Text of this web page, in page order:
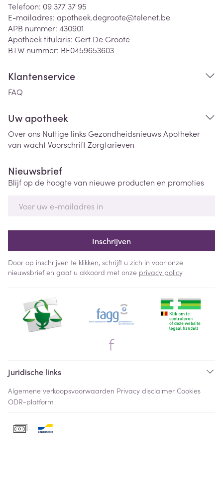
Telefoon: 09 377 37 95
E-mailadres: apotheek.degroote@telenet.be
APB nummer: 430901
Apotheek titularis: Gert De Groote
BTW nummer: BE0459653603
Klantenservice
FAQ
Uw apotheek
Over ons Nuttige links Gezondheidsnieuws Apotheker
van wachtVoorschriftZorgtarieven
Nieuwsbrief
Blijf op de hoogte van nieuwe producten en promoties
Inschrijven
Door op inschrijven te klikken, schrijft u zich in voor onze
nieuwsbrief en gaat u akkoord met onze privacy policy.
Juridische links
Algemene verkoopsvoorwaarden Privacy disclaimer Cookies
ODR-platform